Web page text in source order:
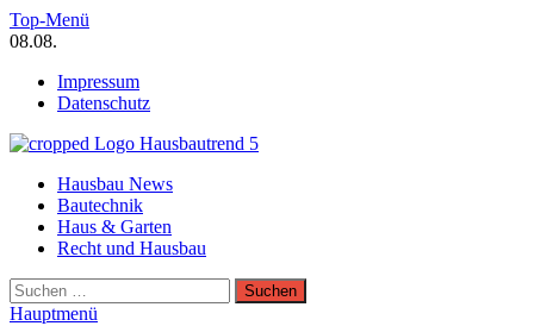
Zum
Inhalt
Top-Menü
08.08.
Impressum
Datenschutz
Hausbautrend Hausbau Trends
Hausbau, Modernisierung, Energietechnik, Haustechnik
Hausbau News
Bautechnik
Haus & Garten
Recht und Hausbau
Suchen
nach:
Hauptmenü